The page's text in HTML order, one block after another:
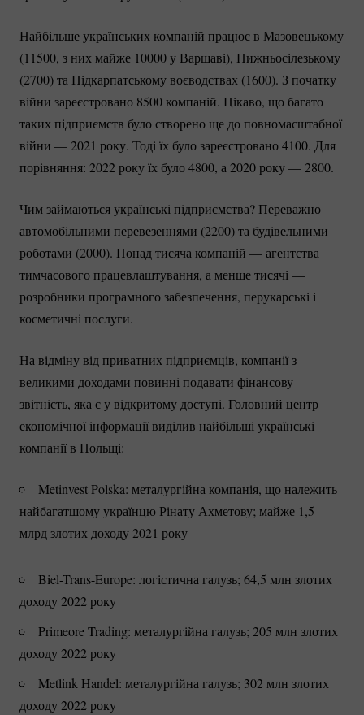
Найбільше українських компаній працює в Мазовецькому
(11500, з них майже 10000 у Варшаві), Нижньосілезькому
(2700) та Підкарпатському воєводствах (1600). З початку
війни зареєстровано 8500 компаній. Цікаво, що багато
таких підприємств було створено ще до повномасштабної
війни — 2021 року. Тоді їх було зареєстровано 4100. Для
порівняння: 2022 року їх було 4800, а 2020 року — 2800.
Чим займаються українські підприємства? Переважно
автомобільними перевезеннями (2200) та будівельними
роботами (2000). Понад тисяча компаній — агентства
тимчасового працевлаштування, а менше тисячі —
розробники програмного забезпечення, перукарські і
косметичні послуги.
На відміну від приватних підприємців, компанії з
великими доходами повинні подавати фінансову
звітність, яка є у відкритому доступі. Головний центр
економічної інформації виділив найбільші українські
компанії в Польщі:
Metinvest Polska: металургійна компанія, що належить
найбагатшому українцю Рінату Ахметову; майже 1,5
млрд злотих доходу 2021 року
Biel-Trans-Europe: логістична галузь; 64,5 млн злотих
доходу 2022 року
Primeore Trading: металургійна галузь; 205 млн злотих
доходу 2022 року
Metlink Handel: металургійна галузь; 302 млн злотих
доходу 2022 року